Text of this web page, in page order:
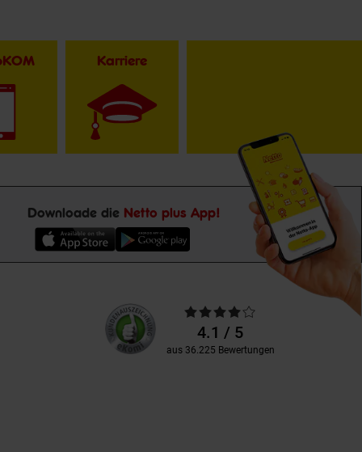
Karriere
Downloade die Netto plus App!
Unsere
Kundenbewertungen
Durchschnittliche
Bewertungen4.1 / 5
aus 36.225 Bewertungen